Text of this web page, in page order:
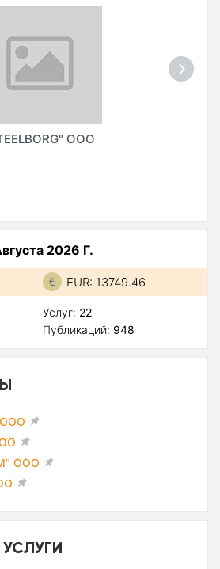
ООО
2026 Г.
EUR: 13749.46
Услуг: 22
Публикаций: 948
ООО
ООО